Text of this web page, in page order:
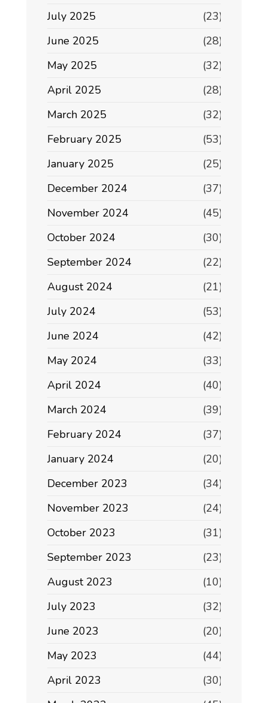
July 2025
(23)
June 2025
(28)
May 2025
(32)
April 2025
(28)
March 2025
(32)
February 2025
(53)
January 2025
(25)
December 2024
(37)
November 2024
(45)
October 2024
(30)
September 2024
(22)
August 2024
(21)
July 2024
(53)
June 2024
(42)
May 2024
(33)
April 2024
(40)
March 2024
(39)
February 2024
(37)
January 2024
(20)
December 2023
(34)
November 2023
(24)
October 2023
(31)
September 2023
(23)
August 2023
(10)
July 2023
(32)
June 2023
(20)
May 2023
(44)
April 2023
(30)